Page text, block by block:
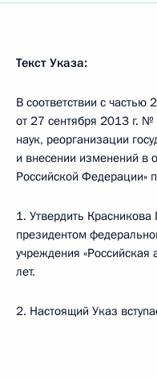
Текст Указа:
В соответствии с частью
от 27 сентября 2013 г.
наук, реорганизации
и внесении изменений в
Российской Федерации»
1. Утвердить
президентом
учреждения «Российская
лет.
2. Настоящий Указ